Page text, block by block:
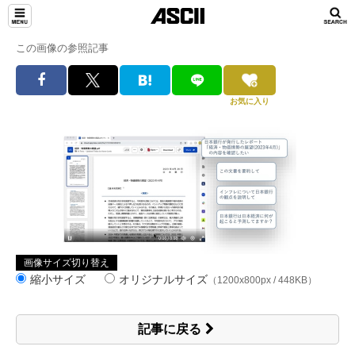
この画像の参照記事
お気に入り
画像サイズ切り替え
縮小サイズ オリジナルサイズ （1200x800px / 448KB）
記事に戻る